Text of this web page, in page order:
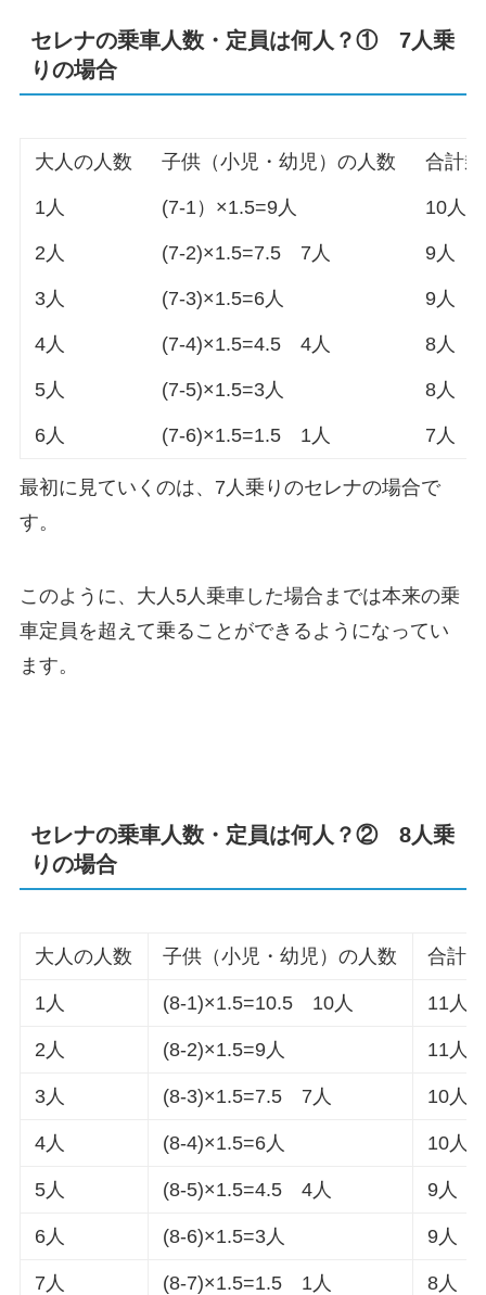
セレナの乗車人数・定員は何人？① 7人乗
りの場合
大人の人数 子供（小児・幼児）の人数 合計
1人 (7-1）×1.5=9人 10人
2人 (7-2)×1.5=7.5 7人 9人
3人 (7-3)×1.5=6人 9人
4人 (7-4)×1.5=4.5 4人 8人
5人 (7-5)×1.5=3人 8人
6人 (7-6)×1.5=1.5 1人 7人
最初に見ていくのは、7人乗りのセレナの場合で
す。
このように、大人5人乗車した場合までは本来の乗
車定員を超えて乗ることができるようになってい
ます。
セレナの乗車人数・定員は何人？② 8人乗
りの場合
大人の人数 子供（小児・幼児）の人数 合計
1人 (8-1)×1.5=10.5 10人 11人
2人 (8-2)×1.5=9人 11人
3人 (8-3)×1.5=7.5 7人 10人
4人 (8-4)×1.5=6人 10人
5人 (8-5)×1.5=4.5 4人 9人
6人 (8-6)×1.5=3人 9人
7人 (8-7)×1.5=1.5 1人 8人